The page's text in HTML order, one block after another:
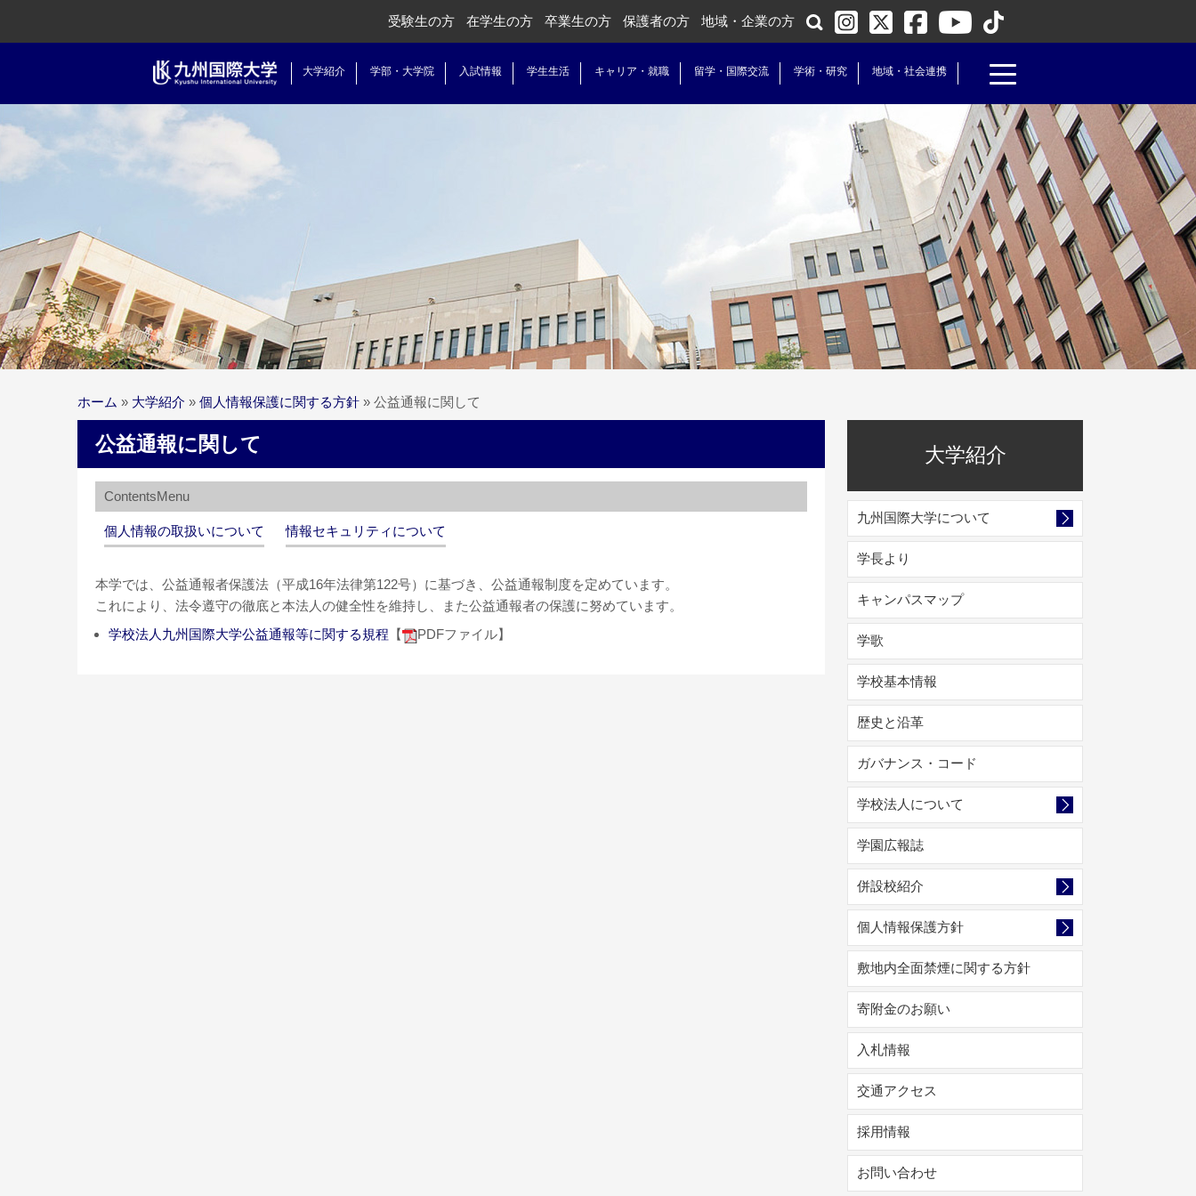
受験生の方 在学生の方 卒業生の方 保護者の方 地域・企業の方
大学紹介 学部・大学院 入試情報 学生生活 キャリア・就職 留学・国際交流 学術・研究 地域・社会連携
ホーム » 大学紹介 » 個人情報保護に関する方針 » 公益通報に関して
公益通報に関して
個人情報の取扱いについて 情報セキュリティについて
本学では、公益通報者保護法（平成16年法律第122号）に基づき、公益通報制度を定めています。
これにより、法令遵守の徹底と本法人の健全性を維持し、また公益通報者の保護に努めています。
学校法人九州国際大学公益通報等に関する規程 【 PDFファイル】
大学紹介
九州国際大学について
学長より
キャンパスマップ
学歌
学校基本情報
歴史と沿革
ガバナンス・コード
学校法人について
学園広報誌
併設校紹介
個人情報保護方針
敷地内全面禁煙に関する方針
寄附金のお願い
入札情報
交通アクセス
採用情報
お問い合わせ